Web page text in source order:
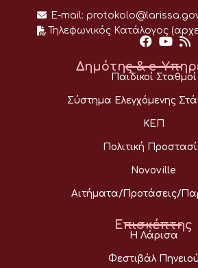
E-mail:
Τηλεφωνικός Κατάλογος
Δημότης & e-
Παιδικοί Σταθμοί
Σύστημα Ελεγχόμενης
ΚΕΠ
Πολιτική
Novoville
Αιτήματα/Προτάσεις/
Επισκέπτης
Η Λάρισα
Φεστιβάλ Πηνειού